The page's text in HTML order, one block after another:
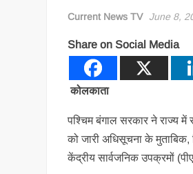
Current News TV June 8,
Share on Social Media
कोलकाता
पश्चिम बंगाल सरकार ने राज्य
को जारी अधिसूचना के
केंद्रीय सार्वजनिक उपक्रमों